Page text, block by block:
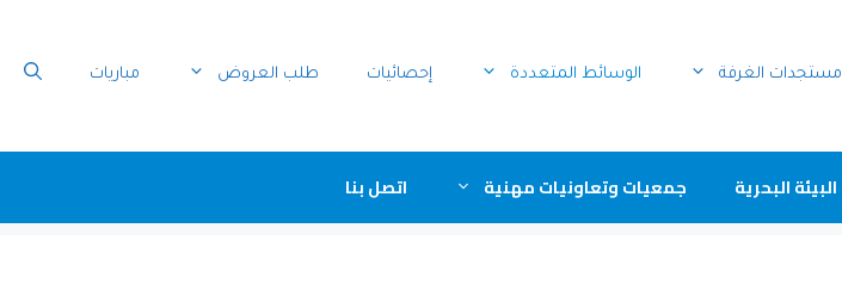
مستجدات الغرفة الوسائط المتعددة إحصائيات طلب العروض مباريات
البيئة البحرية جمعيات وتعاونيات مهنية اتصل بنا